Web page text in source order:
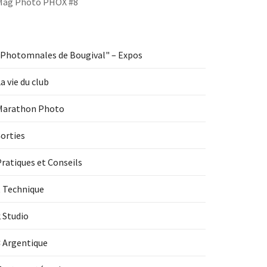
de Bougival" – Expos
vie du club
Photo
et Conseils
Technique
Studio
Argentique